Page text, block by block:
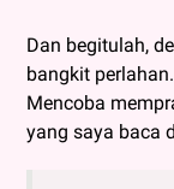
Dan begitulah,
bangkit perlahan.
Mencoba
yang saya baca